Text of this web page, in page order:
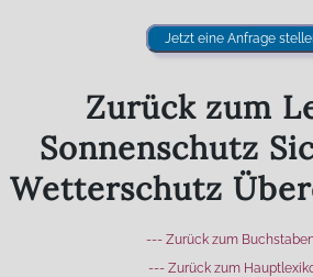
Jetzt eine Anfrage
Zurück zum
Sonnenschutz
Wetterschutz
--- Zurück zum
--- Zurück zum